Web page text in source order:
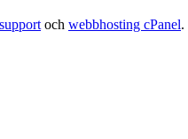
och webbhosting cPanel.